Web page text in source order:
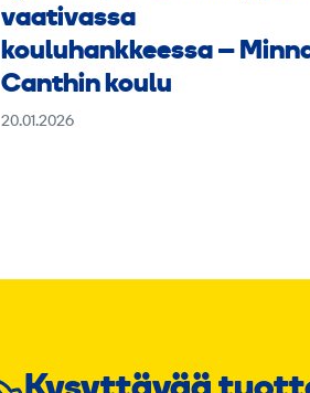
vaativassa
kouluhankkeessa –
Canthin koulu
20.01.2026